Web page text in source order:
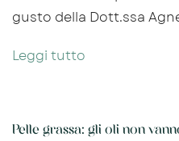
gusto della Dott.ssa
Leggi tutto
Pelle grassa: gli oli non